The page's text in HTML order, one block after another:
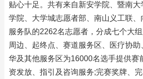
贴心十足。共有来自新安学院、暨南
学院、大学城志愿者部、南山义工联、
服务队的2262名志愿者，分成七个大
周边、起终点、赛道服务区、医疗协
华及其他服务区为16000名选手提供赛
资发放、指引及咨询服务;完赛奖牌、